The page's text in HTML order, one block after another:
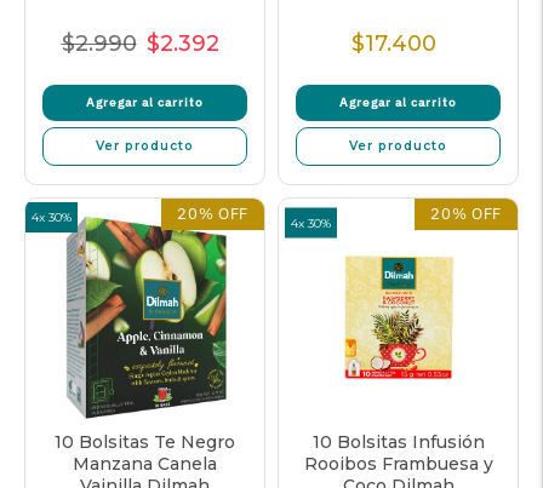
Precio
$2.990 Precio
oferta
$2.392
Agregar al carrito
Ver producto
Precio
$17.400
Agregar al carrito
Ver producto
20% OFF
10 Bolsitas Te Negro
Manzana Canela
4x 30% 4x 30% 20% OFF
10 Bolsitas Infusión
Rooibos Frambuesa y